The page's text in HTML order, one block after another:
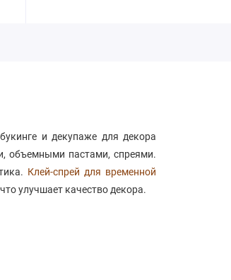
и декупаже для декора
объемными пастами, спреями.
Клей-спрей для временной
улучшает качество декора.